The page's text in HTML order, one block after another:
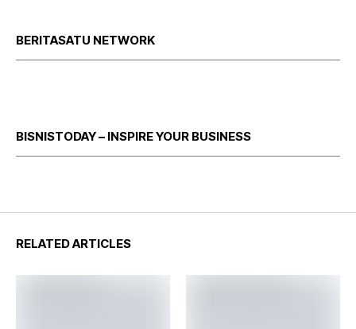
BERITASATU NETWORK
BISNISTODAY – INSPIRE YOUR BUSINESS
RELATED ARTICLES